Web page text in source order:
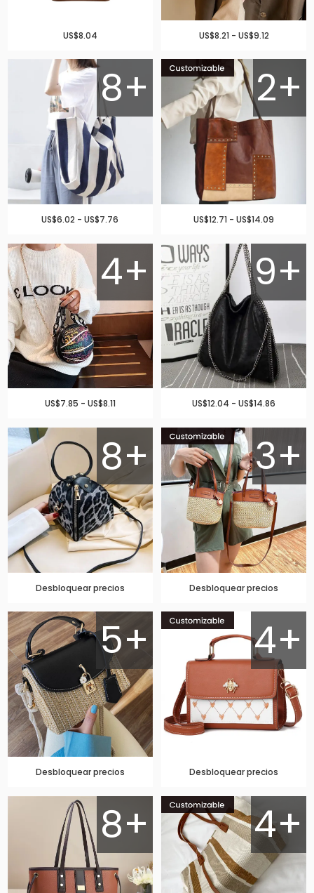
US$8.04 US$8.21 - US$9.12
8+
US$6.02 - US$7.76
2+
US$12.71 - US$14.09
4+
US$7.85 - US$8.11
9+
US$12.04 - US$14.86
8+
Desbloquear precios
3+
Desbloquear precios
5+
Desbloquear precios
4+
Desbloquear precios
8+ 4+